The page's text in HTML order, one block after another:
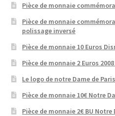
Pièce de monnaie
Pièce de monnaie
polissage inversé
Pièce de monnaie 10 Euros
Pièce de monnaie 2 Euros
Le logo de notre Dame de Paris
Pièce de monnaie 10€ Notre
Pièce de monnaie 2€ BU Notre